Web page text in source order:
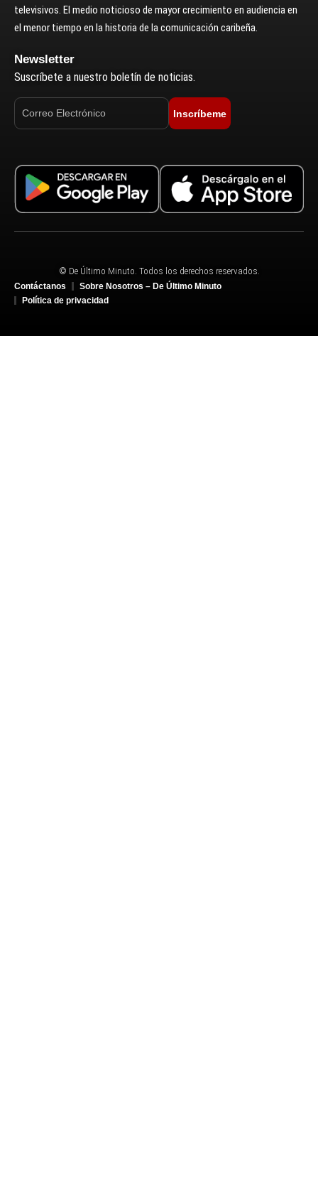
televisivos. El medio noticioso de mayor crecimiento en audiencia en
el menor tiempo en la historia de la comunicación caribeña.
Newsletter
Suscríbete a nuestro boletín de noticias.
Inscríbeme
© De Último Minuto. Todos los derechos reservados.
Contáctanos
Sobre Nosotros – De Último Minuto
Política de privacidad